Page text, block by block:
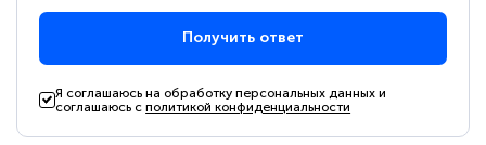
Получить ответ
Я соглашаюсь на обработку персональных данных и
соглашаюсь сполитикой конфиденциальности